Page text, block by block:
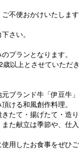
不便おかけいたしま
さい。
プランとなります。
以上とさせていただき
ブランド牛「伊豆牛
ける和風創作料理。
たて・揚げたて・造
た献立は季節や、仕
用したお食事をぜひご